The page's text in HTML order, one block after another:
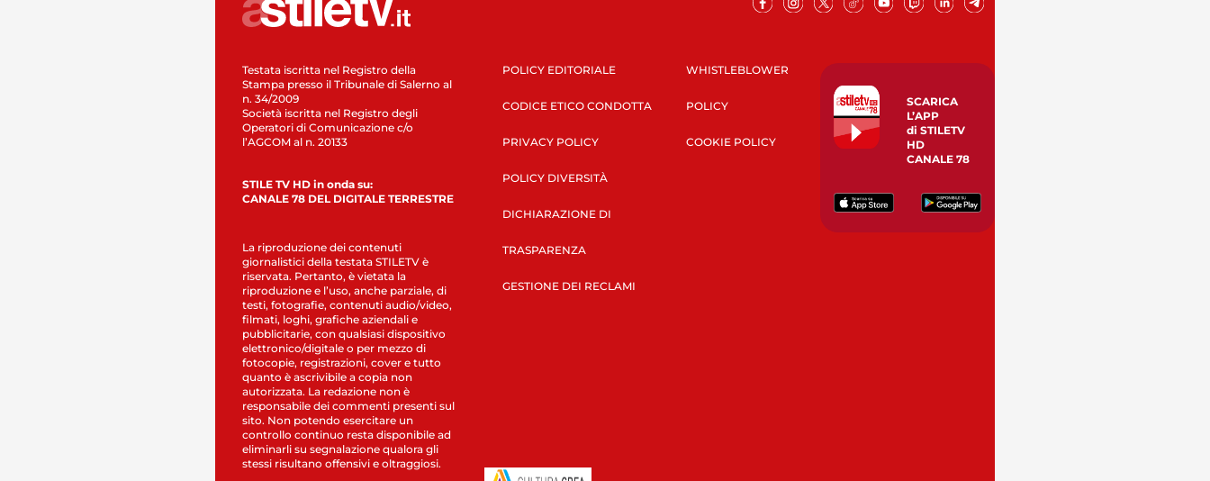
Testata iscritta nel Registro della
Stampa presso il Tribunale di Salerno al
n. 34/2009
Società iscritta nel Registro degli
Operatori di Comunicazione c/o
l’AGCOM al n. 20133
STILE TV HD in onda su:
CANALE 78 DEL DIGITALE TERRESTRE
La riproduzione dei contenuti
giornalistici della testata STILETV è
riservata. Pertanto, è vietata la
riproduzione e l’uso, anche parziale, di
testi, fotografie, contenuti audio/video,
filmati, loghi, grafiche aziendali e
pubblicitarie, con qualsiasi dispositivo
elettronico/digitale o per mezzo di
fotocopie, registrazioni, cover e tutto
quanto è ascrivibile a copia non
autorizzata. La redazione non è
responsabile dei commenti presenti sul
sito. Non potendo esercitare un
controllo continuo resta disponibile ad
eliminarli su segnalazione qualora gli
stessi risultano offensivi e oltraggiosi.
POLICY EDITORIALE
CODICE ETICO CONDOTTA
PRIVACY POLICY
POLICY DIVERSITÀ
DICHIARAZIONE DI
TRASPARENZA
GESTIONE DEI RECLAMI
WHISTLEBLOWER
POLICY
COOKIE POLICY
SCARICA
L’APP
di STILETV
HD
CANALE 78